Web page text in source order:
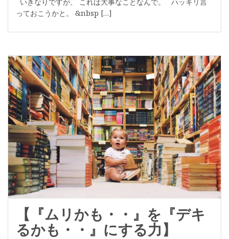
っておこうかと。 &nbsp […]
【『ムリかも・・』を『デキ
るかも・・』にする力】